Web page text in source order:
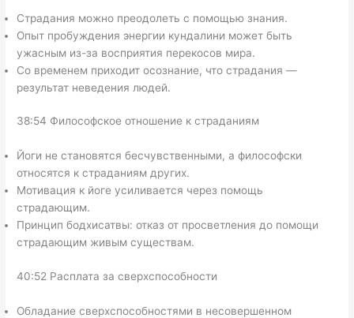
Страдания можно преодолеть с помощью знания.
Опыт пробуждения энергии кундалини может быть
ужасным из-за восприятия перекосов мира.
Со временем приходит осознание, что страдания —
результат неведения людей.
38:54 Философское отношение к страданиям
Йоги не становятся бесчувственными, а философски
относятся к страданиям других.
Мотивация к йоге усиливается через помощь
страдающим.
Принцип бодхисатвы: отказ от просветления до помощи
страдающим живым существам.
40:52 Расплата за сверхспособности
Обладание сверхспособностями в несовершенном